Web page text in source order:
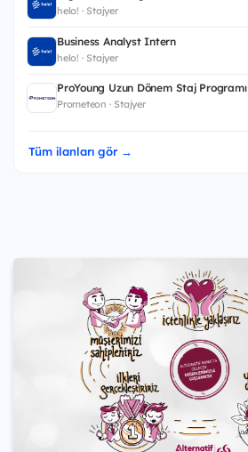
helo! · Stajyer
Business Analyst Intern
helo! · Stajyer
ProYoung Uzun Dönem Staj Programı
Prometeon · Stajyer
Tüm ilanları gör →